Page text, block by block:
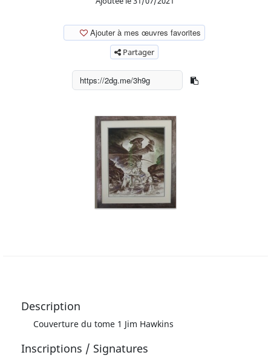
Ajouter à mes œuvres favorites
Partager
Description
Couverture du tome 1 Jim Hawkins
Inscriptions / Signatures